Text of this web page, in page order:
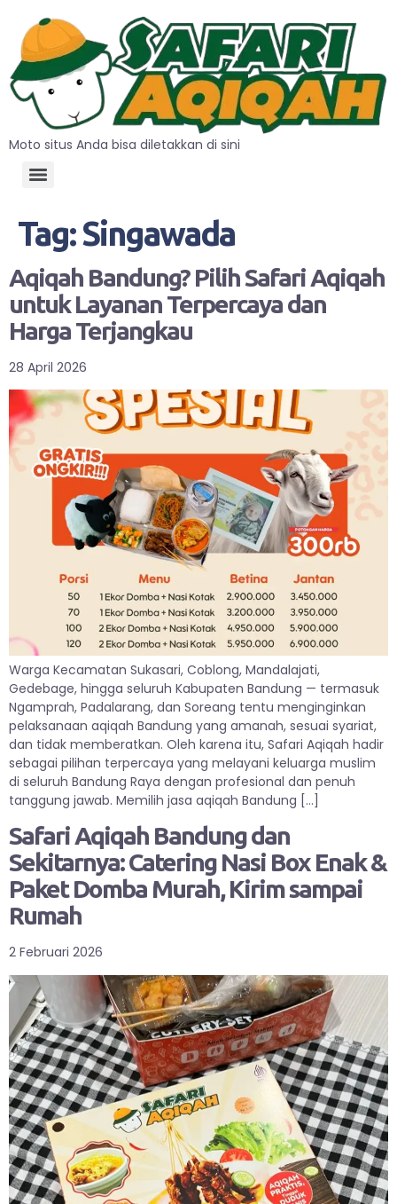
Moto situs Anda bisa diletakkan di sini
Tag:Singawada
Aqiqah Bandung? Pilih Safari Aqiqah
untuk Layanan Terpercaya dan
Harga Terjangkau
28 April 2026
Warga Kecamatan Sukasari, Coblong, Mandalajati,
Gedebage, hingga seluruh Kabupaten Bandung — termasuk
Ngamprah, Padalarang, dan Soreang tentu menginginkan
pelaksanaan aqiqah Bandung yang amanah, sesuai syariat,
dan tidak memberatkan. Oleh karena itu, Safari Aqiqah hadir
sebagai pilihan terpercaya yang melayani keluarga muslim
di seluruh Bandung Raya dengan profesional dan penuh
tanggung jawab. Memilih jasa aqiqah Bandung […]
Safari Aqiqah Bandung dan
Sekitarnya: Catering Nasi Box Enak &
Paket Domba Murah, Kirim sampai
Rumah
2 Februari 2026